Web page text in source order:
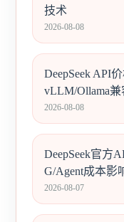
技术
2026-08-08
DeepSeek API
vLLM/Ollama兼
2026-08-08
DeepSeek官方
G/Agent成本影
2026-08-07